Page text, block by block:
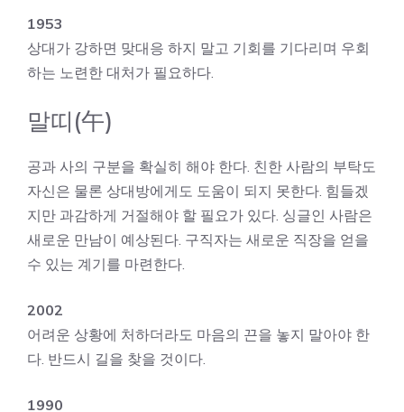
1953
상대가 강하면 맞대응 하지 말고 기회를 기다리며 우회
하는 노련한 대처가 필요하다.
말띠(午)
공과 사의 구분을 확실히 해야 한다. 친한 사람의 부탁도
자신은 물론 상대방에게도 도움이 되지 못한다. 힘들겠
지만 과감하게 거절해야 할 필요가 있다. 싱글인 사람은
새로운 만남이 예상된다. 구직자는 새로운 직장을 얻을
수 있는 계기를 마련한다.
2002
어려운 상황에 처하더라도 마음의 끈을 놓지 말아야 한
다. 반드시 길을 찾을 것이다.
1990